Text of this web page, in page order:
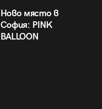
Ново място в
София: PINK
BALLOON